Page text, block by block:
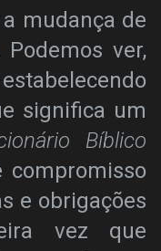
mudança de
Podemos ver,
significa um
Bíblico
compromisso
e obrigações
vez que